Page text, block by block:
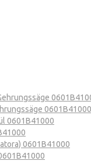
0601B41000
0601B41000